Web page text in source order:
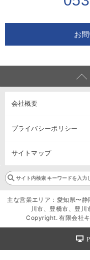
お
会社概要
プライバシーポリシー
サイトマップ
主な営業エリア：愛知県〜
川市、豊橋市、豊
Copyright. 有限会社